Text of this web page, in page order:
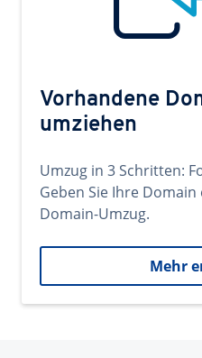
Vorhandene
umziehen
Umzug in 3 Schritten:
Geben Sie Ihre
Domain-Umzug.
Mehr